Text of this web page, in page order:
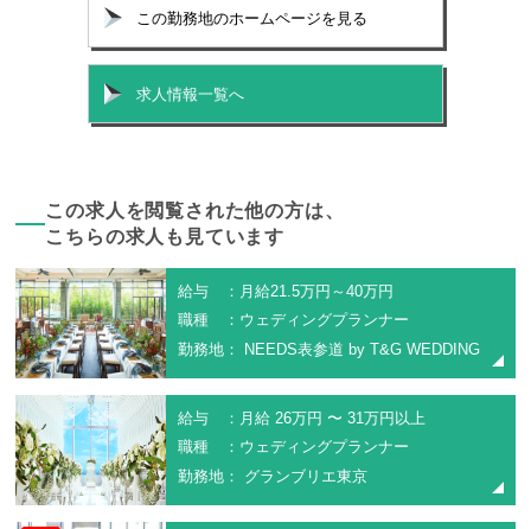
この勤務地のホームページを見る
求人情報一覧へ
この求人を閲覧された他の方は、
こちらの求人も見ています
給与 ：月給21.5万円～40万円
職種 ：ウェディングプランナー
勤務地： NEEDS表参道 by T&G WEDDING
給与 ：月給 26万円 〜 31万円以上
職種 ：ウェディングプランナー
勤務地： グランブリエ東京